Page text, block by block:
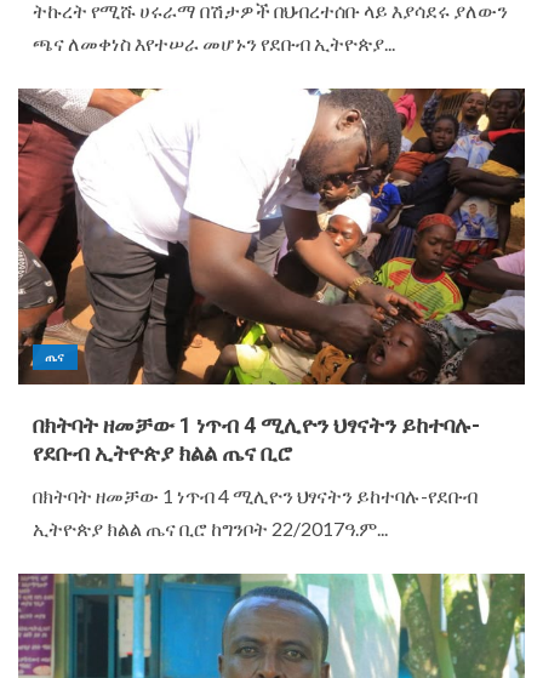
ትኩረት የሚሹ ሀሩራማ በሽታዎች በህብረተሰቡ ላይ እያሳደሩ ያለውን
ጫና ለመቀነስ እየተሠራ መሆኑን የደቡብ ኢትዮጵያ...
ጤና
በክትባት ዘመቻው 1 ነጥብ 4 ሚሊዮን ህፃናትን ይከተባሉ-
የደቡብ ኢትዮጵያ ክልል ጤና ቢሮ
በክትባት ዘመቻው 1 ነጥብ 4 ሚሊዮን ህፃናትን ይከተባሉ-የደቡብ
ኢትዮጵያ ክልል ጤና ቢሮ ከግንቦት 22/2017ዓ.ም...